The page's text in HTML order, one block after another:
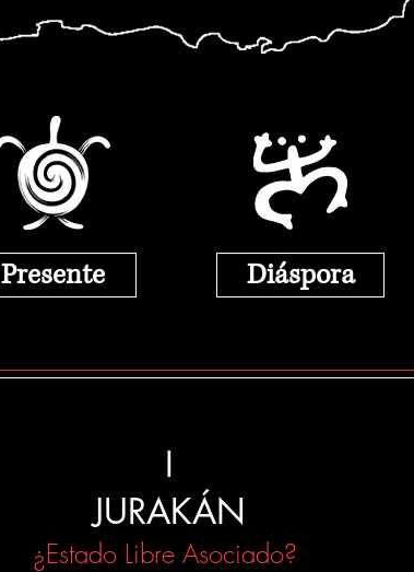
Presente Diáspora
I
JURAKÁN
¿Estado Libre Asociado?